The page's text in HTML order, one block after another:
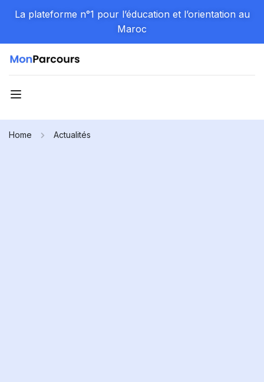
La plateforme n°1 pour l’éducation et l’orientation au
Maroc
Home Actualités